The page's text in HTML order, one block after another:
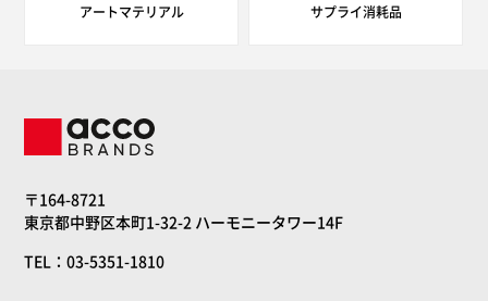
アートマテリアル サプライ消耗品
〒164-8721
東京都中野区本町1-32-2 ハーモニータワー14F
TEL：03-5351-1810